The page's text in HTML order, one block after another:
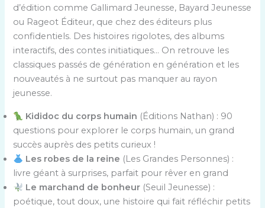
d’édition comme Gallimard Jeunesse, Bayard Jeunesse
ou Rageot Éditeur, que chez des éditeurs plus
confidentiels. Des histoires rigolotes, des albums
interactifs, des contes initiatiques… On retrouve les
classiques passés de génération en génération et les
nouveautés à ne surtout pas manquer au rayon
jeunesse.
Kididoc du corps humain (Éditions Nathan) : 90
questions pour explorer le corps humain, un grand
succès auprès des petits curieux !
Les robes de la reine (Les Grandes Personnes) :
livre géant à surprises, parfait pour rêver en grand
Le marchand de bonheur (Seuil Jeunesse) :
poétique, tout doux, une histoire qui fait réfléchir petits